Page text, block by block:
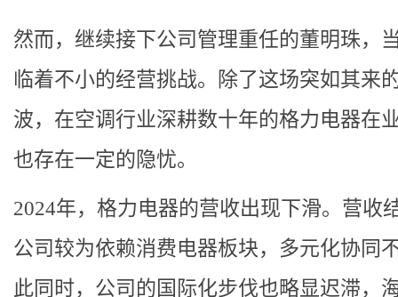
然而，继续接下公司管理重任的董明珠，
临着不小的经营挑战。除了这场突如其来
波，在空调行业深耕数十年的格力电器在
也存在一定的隐忧。
2024年，格力电器的营收出现下滑。营收
公司较为依赖消费电器板块，多元化协同
此同时，公司的国际化步伐也略显迟滞，